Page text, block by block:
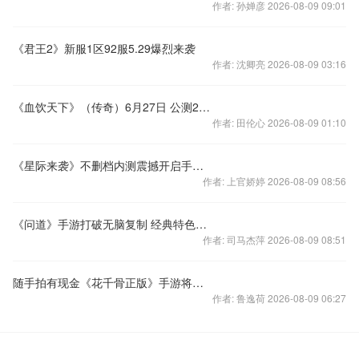
作者: 孙婵彦 2026-08-09 09:01
《君王2》新服1区92服5.29爆烈来袭
作者: 沈卿亮 2026-08-09 03:16
《血饮天下》（传奇）6月27日 公测25区开服
作者: 田伦心 2026-08-09 01:10
《星际来袭》不删档内测震撼开启手办话费大放送
作者: 上官娇婷 2026-08-09 08:56
《问道》手游打破无脑复制 经典特色玩法来一发
作者: 司马杰萍 2026-08-09 08:51
随手拍有现金《花千骨正版》手游将登陆App Store
作者: 鲁逸荷 2026-08-09 06:27